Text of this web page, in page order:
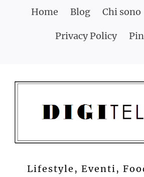
Home Blog Chi sono
Privacy Policy
Lifestyle, Eventi,